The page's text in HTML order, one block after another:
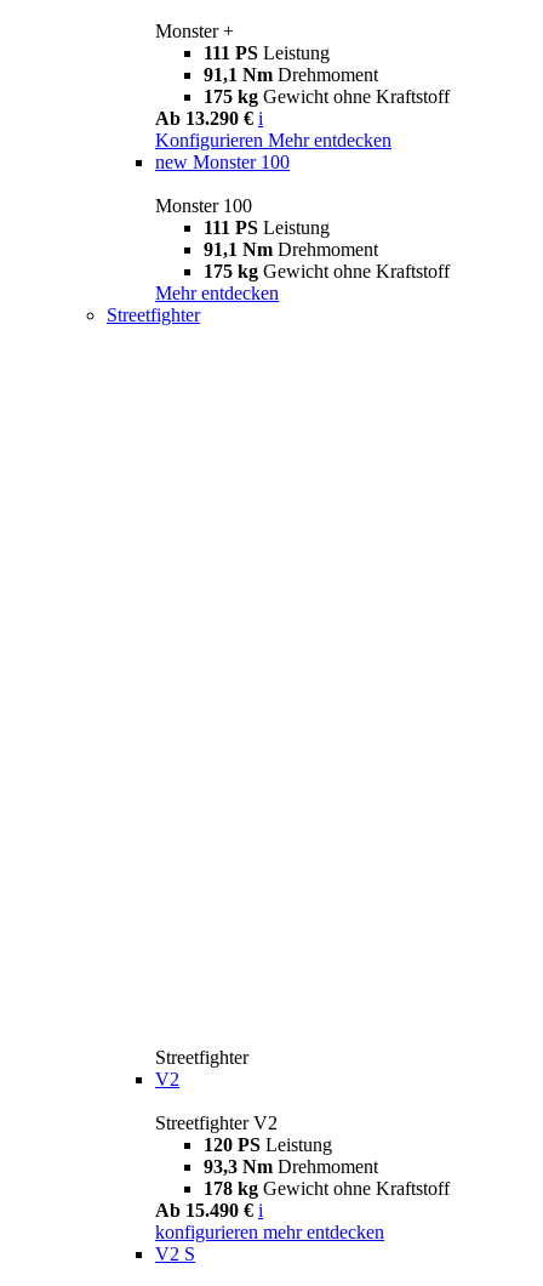
Monster +
111 PS Leistung
91,1 Nm Drehmoment
175 kg Gewicht ohne Kraftstoff
Ab 13.290 € i
Konfigurieren Mehr entdecken
new Monster 100
Monster 100
111 PS Leistung
91,1 Nm Drehmoment
175 kg Gewicht ohne Kraftstoff
Mehr entdecken
Streetfighter
Streetfighter
V2
Streetfighter V2
120 PS Leistung
93,3 Nm Drehmoment
178 kg Gewicht ohne Kraftstoff
Ab 15.490 € i
konfigurieren mehr entdecken
V2 S